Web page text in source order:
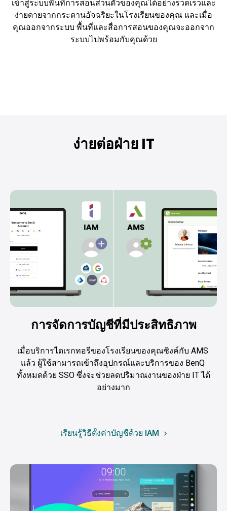
เข้าสู่ระบบพื้นที่การสอนส่วนตัวของคุณได้อย่างรวดเร็วและ
ง่ายดายจากกระดานอัจฉริยะในโรงเรียนของคุณ และเมื่อ
คุณออกจากระบบ พื้นที่และสื่อการสอนของคุณจะออกจาก
ระบบไปพร้อมกับคุณด้วย
ง่ายต่อฝ่าย IT
การจัดการบัญชีที่มีประสิทธิภาพ
เมื่อบริการไดเรกทอรีของโรงเรียนของคุณซิงค์กับ AMS
แล้ว ผู้ใช้สามารถเข้าถึงอุปกรณ์และบริการของ BenQ
ทั้งหมดด้วย SSO ซึ่งจะช่วยลดปริมาณงานของฝ่าย IT ได้
อย่างมาก
เรียนรู้วิธีตั้งค่าบัญชีด้วย IAM